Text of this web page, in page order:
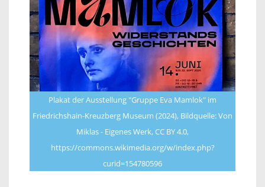
Plakat der Ausstellung "Gruppe Eva Mamlok" im
Friedrichshain-Kreuzberg Museum (2024), Bildquelle: Von
Miklas - Eigenes Werk, CC BY 4.0,
https://commons.wikimedia.org/w/index.php?
curid=154780596